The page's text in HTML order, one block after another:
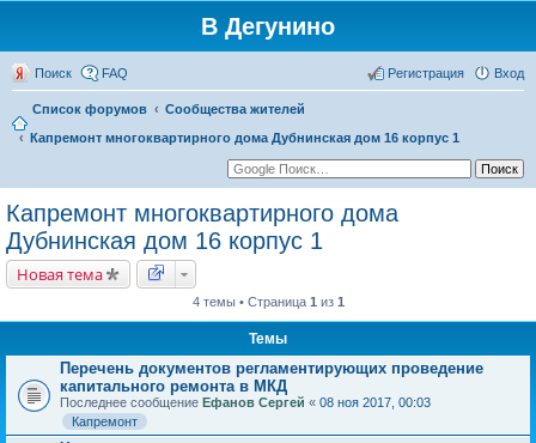
В Дегунино
Поиск FAQ Вход
Регистрация
Список форумов
Сообщества жителей
Капремонт многоквартирного дома Дубнинская дом 16 корпус 1
Капремонт многоквартирного дома
Дубнинская дом 16 корпус 1
Новая тема
4 темы • Страница 1 из 1
Темы
Перечень документов регламентирующих проведение
капитального ремонта в МКД
Последнее сообщение Ефанов Сергей « 08 ноя 2017, 00:03
Капремонт